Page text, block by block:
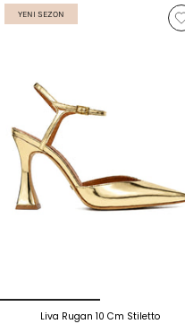
YENI SEZON
Liva Rugan 10 Cm Stiletto